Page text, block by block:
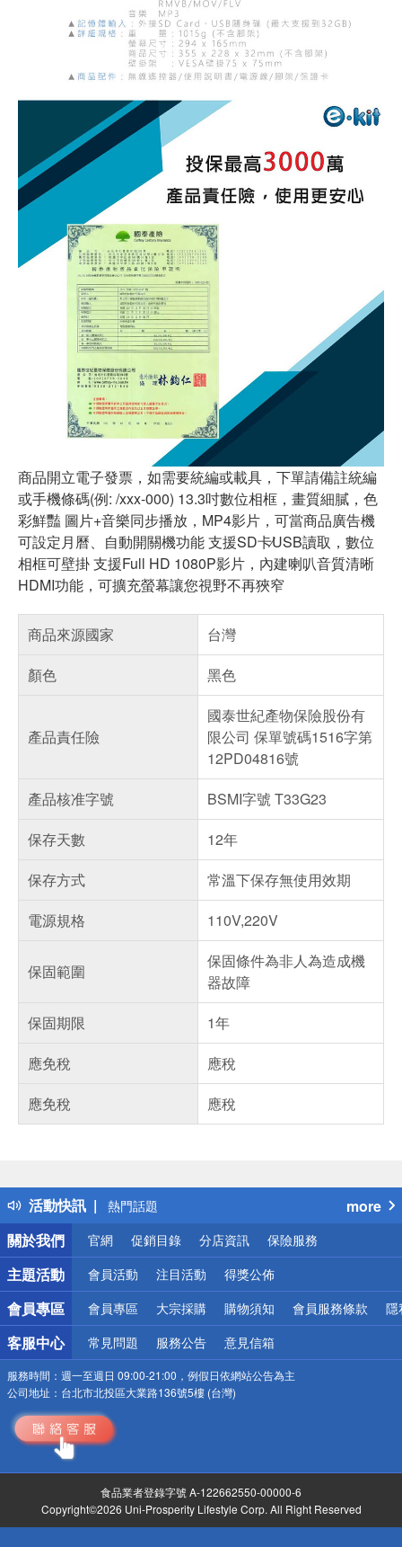
商品開立電子發票，如需要統編或載具，下單請備註統編
或手機條碼(例: /xxx-000) 13.3吋數位相框，畫質細膩，色
彩鮮豔 圖片+音樂同步播放，MP4影片，可當商品廣告機
可設定月曆、自動開關機功能 支援SD卡∕USB讀取，數位
相框可壁掛 支援Full HD 1080P影片，內建喇叭音質清晰
HDMI功能，可擴充螢幕讓您視野不再狹窄
商品來源國家
台灣
顏色
黑色
產品責任險
國泰世紀產物保險股份有
限公司 保單號碼1516字第
12PD04816號
產品核准字號
BSMI字號 T33G23
保存天數
12年
保存方式
常溫下保存無使用效期
電源規格
110V,220V
保固範圍
保固條件為非人為造成機
器故障
保固期限
1年
應免稅
應稅
應免稅
應稅
活動快訊
得獎公告
熱門話題
銀行優惠
偏遠地區配送
詐騙網頁！請小心！
more
關於我們
官網 促銷目錄 分店資訊 保險服務
主題活動 會員活動 注目活動 得獎公佈
會員專區 會員專區 大宗採購 購物須知 會員服務條款 隱
客服中心 常見問題 服務公告 意見信箱
服務時間： 週一至週日 09:00-21:00，例假日依網站公告為主
公司地址： 台北市北投區大業路136號5樓 (台灣)
食品業者登錄字號 A-122662550-00000-6
Copyright©2026 Uni-Prosperity Lifestyle Corp. All Right Reserved